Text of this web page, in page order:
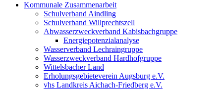
Kommunale Zusammenarbeit
Schulverband Aindling
Schulverband Willprechtszell
Abwasserzweckverband Kabisbachgruppe
Energiepotenzialanalyse
Wasserverband Lechraingruppe
Wasserzweckverband Hardhofgruppe
Wittelsbacher Land
Erholungsgebieteverein Augsburg e.V.
vhs Landkreis Aichach-Friedberg e.V.